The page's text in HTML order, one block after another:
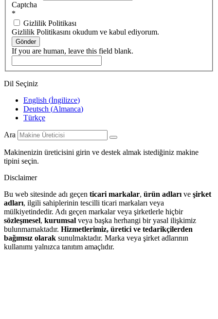
Captcha
*
Gizlilik Politikası
Gizlilik Politikasını okudum ve kabul ediyorum.
Gönder
If you are human, leave this field blank.
Dil Seçiniz
English (İngilizce)
Deutsch (Almanca)
Türkçe
Ara
Makinenizin üreticisini girin ve destek almak istediğiniz makine
tipini seçin.
Disclaimer
Bu web sitesinde adı geçen ticari markalar, ürün adları ve şirket
adları, ilgili sahiplerinin tescilli ticari markaları veya
mülkiyetindedir. Adı geçen markalar veya şirketlerle hiçbir
sözleşmesel, kurumsal veya başka herhangi bir yasal ilişkimiz
bulunmamaktadır. Hizmetlerimiz, üretici ve tedarikçilerden
bağımsız olarak sunulmaktadır. Marka veya şirket adlarının
kullanımı yalnızca tanıtım amaçlıdır.